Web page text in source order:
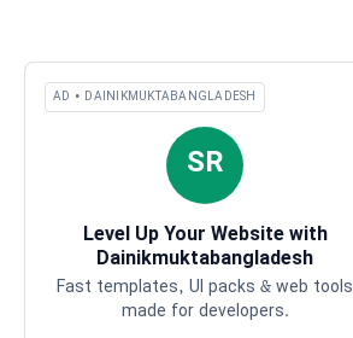
AD • DAINIKMUKTABANGLADESH
SR
Level Up Your Website with
Dainikmuktabangladesh
Fast templates, UI packs & web tools
made for developers.